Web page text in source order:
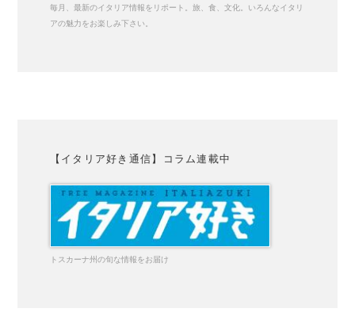
毎月、最新のイタリア情報をリポート。旅、食、文化。いろんなイタリ
アの魅力をお楽しみ下さい。
【イタリア好き通信】コラム連載中
トスカーナ州の旬な情報をお届け